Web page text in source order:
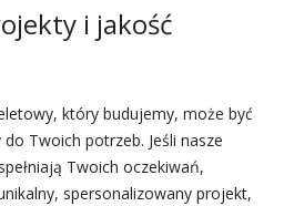
i jakość
który budujemy, może być
Twoich potrzeb. Jeśli nasze
Twoich oczekiwań,
spersonalizowany projekt,